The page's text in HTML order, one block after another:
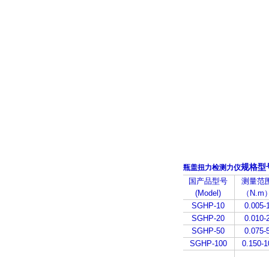
瓶盖扭力检测力仪规格型
国产品型号
(Model)
测量范
（N.m
SGHP-10
0.005-
SGHP-20
0.010-
SGHP-50
0.075-
SGHP-100
0.150-